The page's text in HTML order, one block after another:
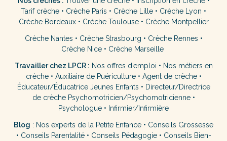
Tarif crèche • Crèche Paris • Crèche Lille • Crèche Lyon •
Crèche Bordeaux• Crèche Toulouse• Crèche Montpellier
Crèche Nantes • Crèche Strasbourg • Crèche Rennes •
Crèche Nice • Crèche Marseille
Travailler chez LPCR : Nos offres d’emploi • Nos métiers en
crèche• Auxiliaire de Puériculture• Agent de crèche•
Éducateur/Éducatrice Jeunes Enfants • Directeur/Directrice
de crèche Psychomotricien/Psychomotricienne•
Psychologue • Infirmier/Infirmière
Blog : Nos experts de la Petite Enfance • Conseils Grossesse
• Conseils Parentalité• Conseils Pédagogie• Conseils Bien-